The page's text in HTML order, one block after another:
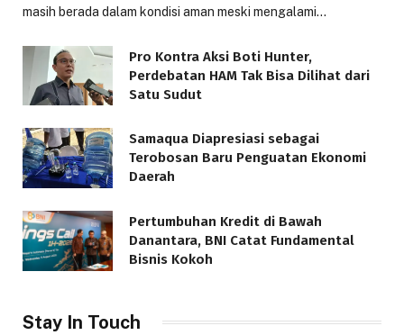
masih berada dalam kondisi aman meski mengalami…
Pro Kontra Aksi Boti Hunter,
Perdebatan HAM Tak Bisa Dilihat dari
Satu Sudut
Samaqua Diapresiasi sebagai
Terobosan Baru Penguatan Ekonomi
Daerah
Pertumbuhan Kredit di Bawah
Danantara, BNI Catat Fundamental
Bisnis Kokoh
Stay In Touch